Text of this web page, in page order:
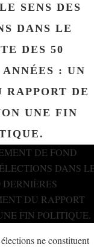
SENS DES
DANS LE
DES 50
: UN
RAPPORT DE
UNE FIN
ne constituent